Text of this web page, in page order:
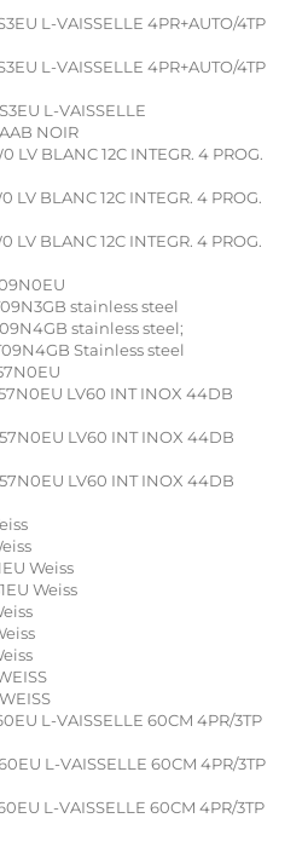
L-VAISSELLE 4PR+AUTO/4TP
L-VAISSELLE 4PR+AUTO/4TP
L-VAISSELLE
NOIR
BLANC 12C INTEGR. 4 PROG.
BLANC 12C INTEGR. 4 PROG.
BLANC 12C INTEGR. 4 PROG.
stainless steel
stainless steel;
Stainless steel
LV60 INT INOX 44DB
LV60 INT INOX 44DB
LV60 INT INOX 44DB
Weiss
Weiss
L-VAISSELLE 60CM 4PR/3TP
L-VAISSELLE 60CM 4PR/3TP
L-VAISSELLE 60CM 4PR/3TP